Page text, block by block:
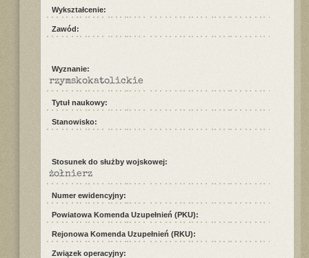
Wykształcenie:
Zawód:
Wyznanie:
rzymskokatolickie
Tytuł naukowy:
Stanowisko:
Stosunek do służby wojskowej:
żołnierz
Numer ewidencyjny:
Powiatowa Komenda Uzupełnień (PKU):
Rejonowa Komenda Uzupełnień (RKU):
Związek operacyjny: